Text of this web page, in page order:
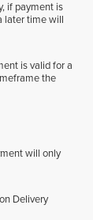
if payment is
later time will
is valid for a
the
will only
Delivery